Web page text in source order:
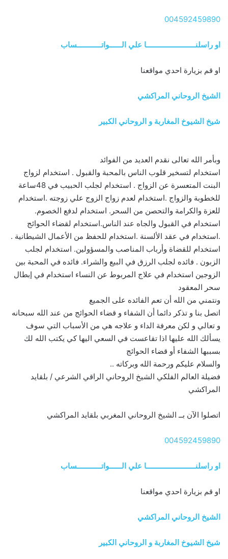
004592459890
او راسلنــــــــــــــــــــــــا علي الــــــواتــــــــــــساب
او قم بزيارة احدي مواقعنا
الشيخ الروحاني المراكشي
شيخ الشيوخ المغاربة و الروحاني الكبير
وبأمر الله تعالى نقدم العديد من الفوائد
استخدام لتسخير قلوب الناس بالمحبة والقبول . استخدام لزواج
البنت المتعسرة عن الزواج . استخدام لجلب الحبيب في 48ساعة
للخطوبة والزواج .استخدام لعدم زواج الزوج علي زوجته .استخدام
للعزة والكرامة والتحصن من السحر. استخدام لدفع الخصوم.
استخدام في القبول والجاه عند الناس.استخدام لقضاء الحوائج
.استخدام في عقد الألسنة .استخدام للحفظ من الأعمال الشيطانية .
استخدام للقضاة وأرباب المناصب والمسؤولين. استخدام لجلب
الزبون . فائده لجلب الرزق في البيع والشراء. فائده في المحبة بين
الزوجين استخدام في علاج المربوط عن النساء استخدام في إبطال
سحر المعقود
ونتمني من الله أن تعم الفائده على الجميع
اتصل بنا و تذكر دائما أن الشفاء و قضاء الحوائج من عند الله سبحانه
و تعالي و لكن معرفة الداء و علاجه هي من الأسباب التي سوف
يسألك الله عليها اذا تقاعست في السعي اليها كي يكتب الله لك
بسببها الشفاء أو قضاء الحوائج
والسلام عليكم ورحمة الله وبركاته ..
فضيلة العالم الفلكي الشيخ الروحاني الراقي الشرعي / بلقايد
المراكشي
اتصلوا الآن بــ الشيخ الروحاني المغربي بلقايد المراكشي
004592459890
او راسلنــــــــــــــــــــــــا علي الــــــواتــــــــــــساب
او قم بزيارة احدي مواقعنا
الشيخ الروحاني المراكشي
شيخ الشيوخ المغاربة و الروحاني الكبير